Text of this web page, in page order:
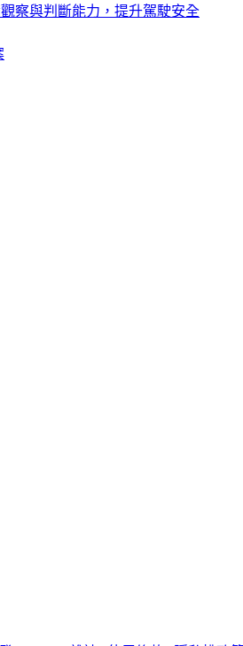
察與判斷能力，提升駕駛安全